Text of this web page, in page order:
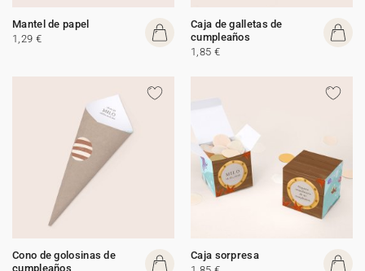
Mantel de papel
1,29 €
Caja de galletas de
cumpleaños
1,85 €
Cono de golosinas de
cumpleaños
Caja sorpresa